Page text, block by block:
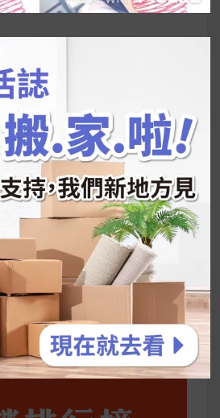
易胖？
還有好玩的運動小遊戲！今年過
這盒跟我的親戚、朋友們一起分
薦｜五款百元健康伴手禮
彈嗎？作用解析＋停藥後體重
食改變也是能快樂執行的！6 個
巧